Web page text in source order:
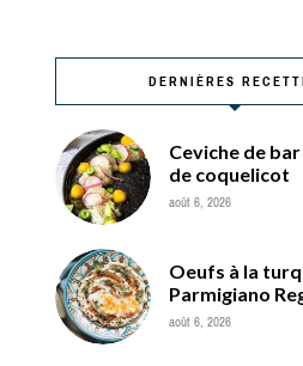
DERNIÈRES
Ceviche de
de coquelicot
août 6, 2026
Oeufs à la
Parmigiano
août 6, 2026